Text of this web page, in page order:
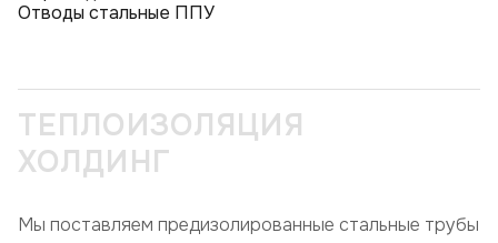
Отводы стальные ППУ
ТЕПЛОИЗОЛЯЦИЯ
ХОЛДИНГ
Мы поставляем предизолированные стальные трубы